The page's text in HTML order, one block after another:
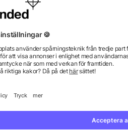
i koppar med två
från 163,72 kr
Vi har svaren.